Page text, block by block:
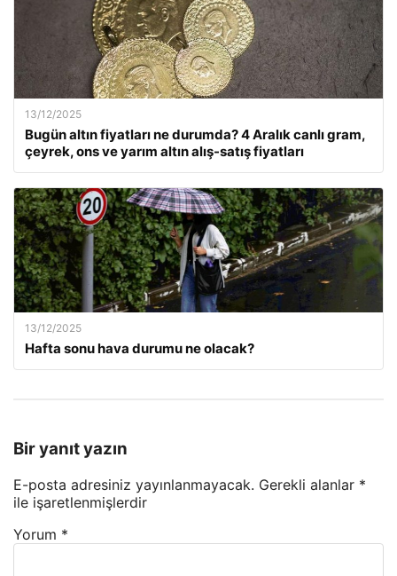
13/12/2025
Bugün altın fiyatları ne durumda? 4 Aralık canlı gram,
çeyrek, ons ve yarım altın alış-satış fiyatları
13/12/2025
Hafta sonu hava durumu ne olacak?
Bir yanıt yazın
E-posta adresiniz yayınlanmayacak. Gerekli alanlar *
ile işaretlenmişlerdir
Yorum *